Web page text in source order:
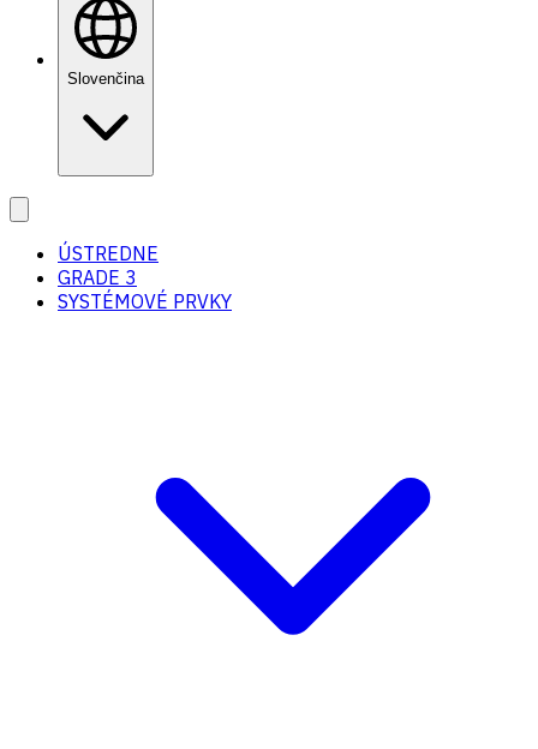
Slovenčina
ÚSTREDNE
GRADE 3
SYSTÉMOVÉ PRVKY